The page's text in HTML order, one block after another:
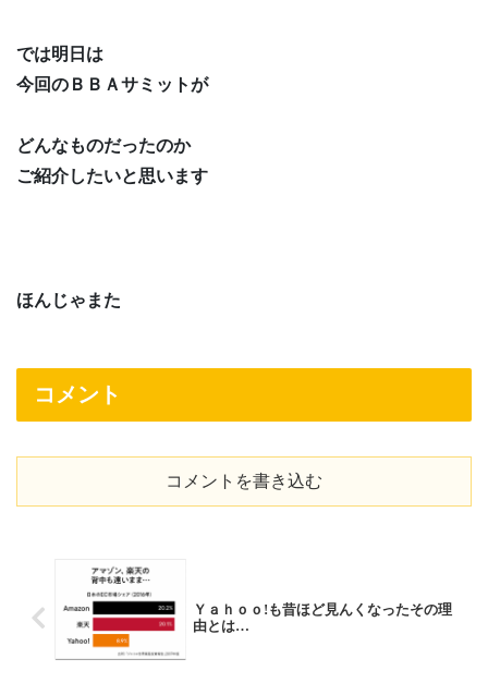
では明日は
今回のＢＢＡサミットが
どんなものだったのか
ご紹介したいと思います
ほんじゃまた
コメント
コメントを書き込む
Ｙａｈｏｏ!も昔ほど見んくなったその理
由とは…